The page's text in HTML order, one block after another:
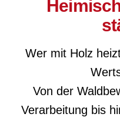
Wer mit Holz
Von der
Verarbeitung bis